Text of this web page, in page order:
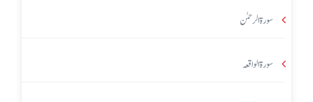
سورۃ الرحمٰن
سورۃ الواقعہ